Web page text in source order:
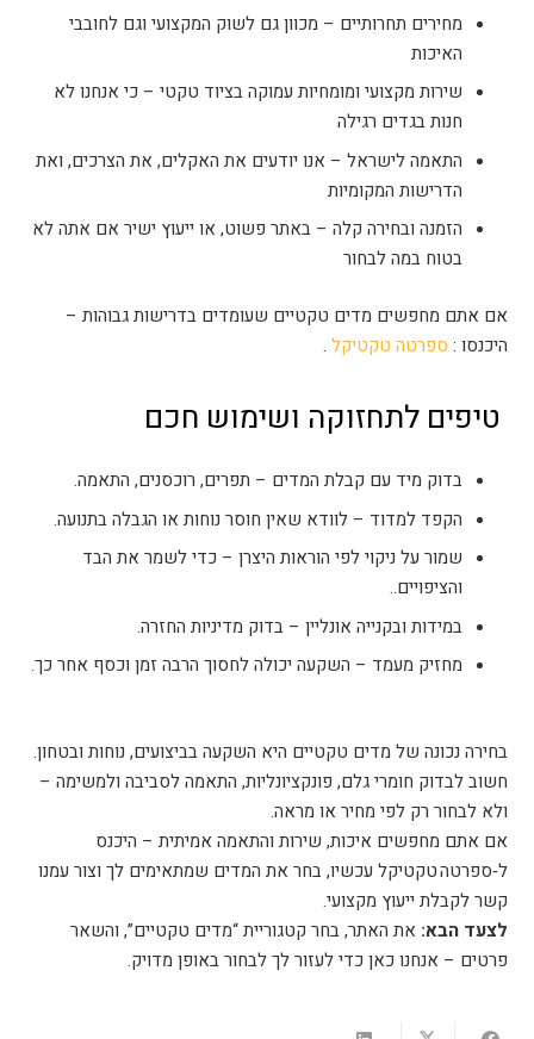
מחירים תחרותיים – מכוון גם לשוק המקצועי וגם לחובבי
האיכות
שירות מקצועי ומומחיות עמוקה בציוד טקטי – כי אנחנו לא
חנות בגדים רגילה
התאמה לישראל – אנו יודעים את האקלים, את הצרכים, ואת
הדרישות המקומיות
הזמנה ובחירה קלה – באתר פשוט, או ייעוץ ישיר אם אתה לא
בטוח במה לבחור
אם אתם מחפשים מדים טקטיים שעומדים בדרישות גבוהות –
היכנסו : ספרטה טקטיקל .
טיפים לתחזוקה ושימוש חכם
בדוק מיד עם קבלת המדים – תפרים, רוכסנים, התאמה.
הקפד למדוד – לוודא שאין חוסר נוחות או הגבלה בתנועה.
שמור על ניקוי לפי הוראות היצרן – כדי לשמר את הבד
והציפויים..
במידות ובקנייה אונליין – בדוק מדיניות החזרה.
מחזיק מעמד – השקעה יכולה לחסוך הרבה זמן וכסף אחר כך.
בחירה נכונה של מדים טקטיים היא השקעה בביצועים, נוחות ובטחון.
חשוב לבדוק חומרי גלם, פונקציונליות, התאמה לסביבה ולמשימה –
ולא לבחור רק לפי מחיר או מראה.
אם אתם מחפשים איכות, שירות והתאמה אמיתית – היכנס
ל‑ספרטה טקטיקל עכשיו, בחר את המדים שמתאימים לך וצור עמנו
קשר לקבלת ייעוץ מקצועי.
לצעד הבא: את האתר, בחר קטגוריית “מדים טקטיים”, והשאר
פרטים – אנחנו כאן כדי לעזור לך לבחור באופן מדויק.